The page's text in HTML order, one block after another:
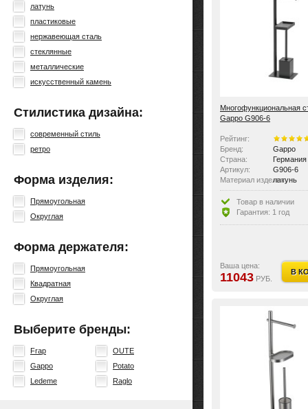
латунь
пластиковые
нержавеющая сталь
стеклянные
металлические
искусственный камень
Стилистика дизайна:
современный стиль
ретро
Форма изделия:
Прямоугольная
Округлая
Форма держателя:
Прямоугольная
Квадратная
Округлая
Выберите бренды:
Frap
Gappo
Ledeme
OUTE
Potato
Raglo
Многофункциональная
Gappo G906-6
Рейтинг:
Бренд:
Gappo
Страна:
Германия
Артикул:
G906-6
Материал изделия:
латунь
Тип крепления:без
Оснащение:
Особенности:
Товар в наличии
Гарантия: 1 год
Ваша цена:
11043 РУБ.
В